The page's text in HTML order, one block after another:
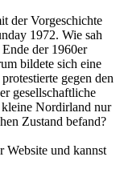
der Vorgeschichte
1972. Wie sah
der 1960er
bildete sich eine
gegen den
gesellschaftliche
Nordirland nur
Zustand befand?
Website und kannst